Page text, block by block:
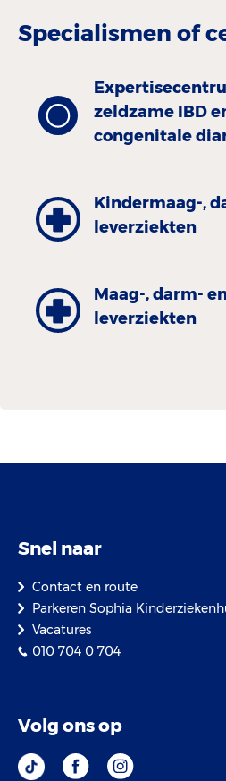
Specialismen of
zeldzame IBD
congenitale
Kinder­maag-,
leverziekten
Maag-, darm-
leverziekten
Snel naar
Contact en route
Parkeren Sophia
Vacatures
010 704 0 704
Volg ons op